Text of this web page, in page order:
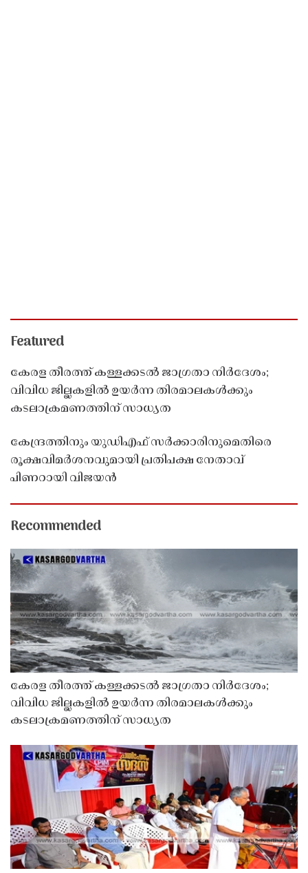
Featured
കേരള തീരത്ത് കള്ളക്കടൽ ജാഗ്രതാ നിർദേശം;
വിവിധ ജില്ലകളിൽ ഉയർന്ന തിരമാലകൾക്കും
കടലാക്രമണത്തിന് സാധ്യത
കേന്ദ്രത്തിനും യുഡിഎഫ് സർക്കാരിനുമെതിരെ
രൂക്ഷവിമർശനവുമായി പ്രതിപക്ഷ നേതാവ്
പിണറായി വിജയൻ
Recommended
കേരള തീരത്ത് കള്ളക്കടൽ ജാഗ്രതാ നിർദേശം;
വിവിധ ജില്ലകളിൽ ഉയർന്ന തിരമാലകൾക്കും
കടലാക്രമണത്തിന് സാധ്യത